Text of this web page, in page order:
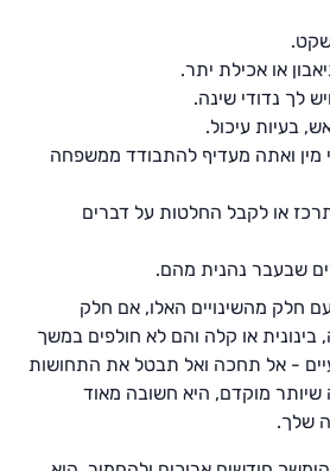
או אכילת יתר.
לך נדודי שינה.
בעיות עיכול.
מין ואתה מעדיף להתבודד ממשפחה
או לקבל החלטות על דברים
שבעבר נהנית מהם.
חלק מהשינויים האלו, אם חלק
בינונית או קלה והם לא חולפים במשך
- אל תחכה ואל תבטל את התחושות
מוקדם, היא חשובה מאוד
שלך.